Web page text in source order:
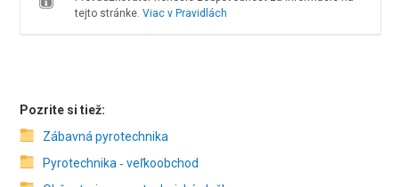
tejto stránke. Viac v Pravidlách
Pozrite si tiež:
Zábavná pyrotechnika
Pyrotechnika ‑ veľkoobchod